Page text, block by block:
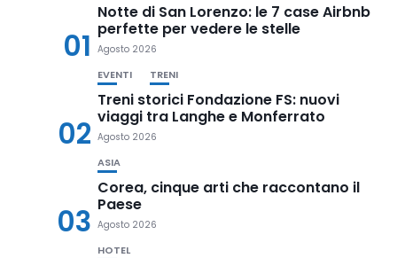
01
Notte di San Lorenzo: le 7 case Airbnb
perfette per vedere le stelle
Agosto 2026
02
EVENTI TRENI
Treni storici Fondazione FS: nuovi
viaggi tra Langhe e Monferrato
Agosto 2026
03
ASIA
Corea, cinque arti che raccontano il
Paese
Agosto 2026
HOTEL